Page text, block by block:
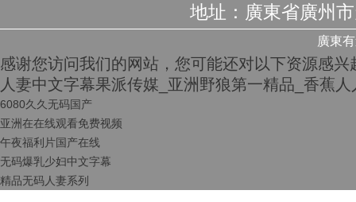
地址：廣東省廣州
廣東
感谢您访问我们的网站，您可能还对以下资源感兴
人妻中文字幕果派传媒_亚洲野狼第一精品_香蕉
6080久久无码国产
亚洲在在线观看免费视频
午夜福利片国产在线
无码爆乳少妇中文字幕
精品无码人妻系列